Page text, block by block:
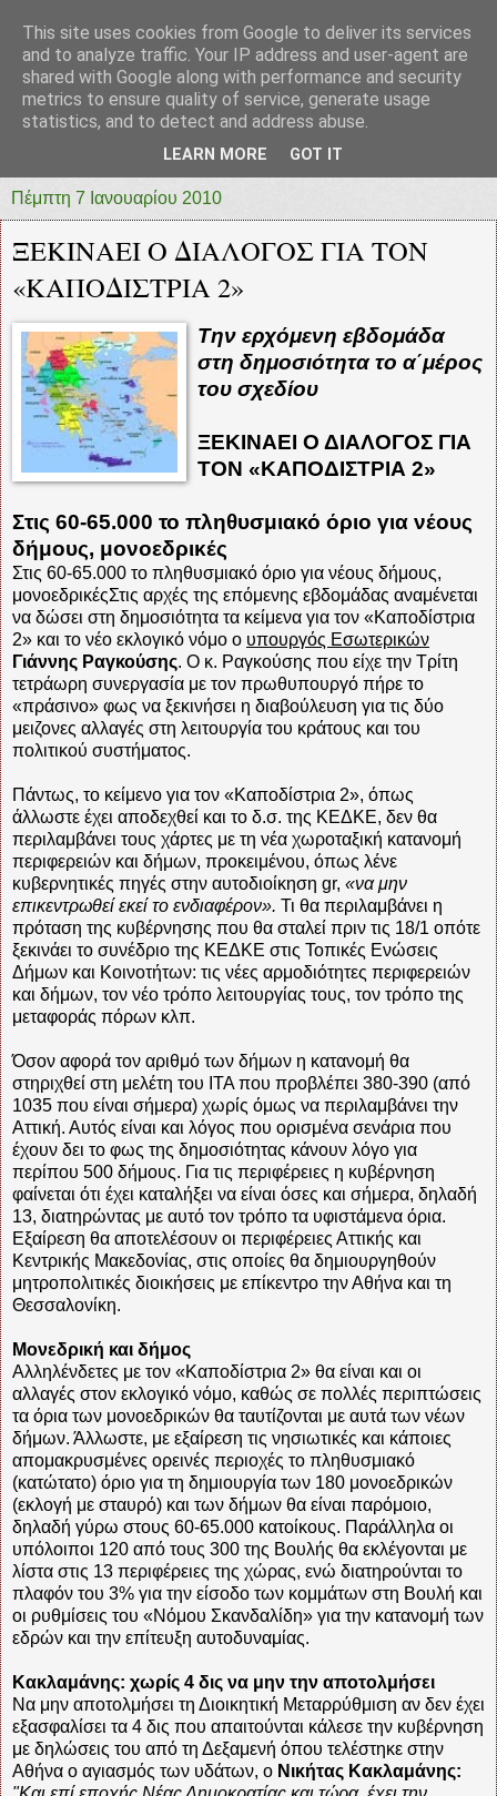
prototypia
"ΠΡΩΤΟΤΥΠΙΑ" * ΑΝΕΞΑΡΤΗΤΗ-ΗΛΕΚΤΡΟΝΙΚΗ-
Πέμπτη 7 Ιανουαρίου 2010
ΞΕΚΙΝΑΕΙ Ο ΔΙΑΛΟΓΟΣ ΓΙΑ ΤΟΝ
«ΚΑΠΟΔΙΣΤΡΙΑ 2»
Την ερχόμενη εβδομάδα
στη δημοσιότητα το α΄μέρος
του σχεδίου
ΞΕΚΙΝΑΕΙ Ο ΔΙΑΛΟΓΟΣ ΓΙΑ
ΤΟΝ «ΚΑΠΟΔΙΣΤΡΙΑ 2»
Στις 60-65.000 το πληθυσμιακό όριο για νέους
δήμους, μονοεδρικές
Στις 60-65.000 το πληθυσμιακό όριο για νέους δήμους,
μονοεδρικέςΣτις αρχές της επόμενης εβδομάδας αναμένεται
να δώσει στη δημοσιότητα τα κείμενα για τον «Καποδίστρια
2» και το νέο εκλογικό νόμο ο υπουργός Εσωτερικών
Γιάννης Ραγκούσης. Ο κ. Ραγκούσης που είχε την Τρίτη
τετράωρη συνεργασία με τον πρωθυπουργό πήρε το
«πράσινο» φως να ξεκινήσει η διαβούλευση για τις δύο
μειζονες αλλαγές στη λειτουργία του κράτους και του
πολιτικού συστήματος.
Πάντως, το κείμενο για τον «Καποδίστρια 2», όπως
άλλωστε έχει αποδεχθεί και το δ.σ. της ΚΕΔΚΕ, δεν θα
περιλαμβάνει τους χάρτες με τη νέα χωροταξική κατανομή
περιφερειών και δήμων, προκειμένου, όπως λένε
κυβερνητικές πηγές στην αυτοδιοίκηση gr, «να μην
επικεντρωθεί εκεί το ενδιαφέρον». Τι θα περιλαμβάνει η
πρόταση της κυβέρνησης που θα σταλεί πριν τις 18/1 οπότε
ξεκινάει το συνέδριο της ΚΕΔΚΕ στις Τοπικές Ενώσεις
Δήμων και Κοινοτήτων: τις νέες αρμοδιότητες περιφερειών
και δήμων, τον νέο τρόπο λειτουργίας τους, τον τρόπο της
μεταφοράς πόρων κλπ.
Όσον αφορά τον αριθμό των δήμων η κατανομή θα
στηριχθεί στη μελέτη του ΙΤΑ που προβλέπει 380-390 (από
1035 που είναι σήμερα) χωρίς όμως να περιλαμβάνει την
Αττική. Αυτός είναι και λόγος που ορισμένα σενάρια που
έχουν δει το φως της δημοσιότητας κάνουν λόγο για
περίπου 500 δήμους. Για τις περιφέρειες η κυβέρνηση
φαίνεται ότι έχει καταλήξει να είναι όσες και σήμερα, δηλαδή
13, διατηρώντας με αυτό τον τρόπο τα υφιστάμενα όρια.
Εξαίρεση θα αποτελέσουν οι περιφέρειες Αττικής και
Κεντρικής Μακεδονίας, στις οποίες θα δημιουργηθούν
μητροπολιτικές διοικήσεις με επίκεντρο την Αθήνα και τη
Θεσσαλονίκη.
Μονεδρική και δήμος
Αλληλένδετες με τον «Καποδίστρια 2» θα είναι και οι
αλλαγές στον εκλογικό νόμο, καθώς σε πολλές περιπτώσεις
τα όρια των μονοεδρικών θα ταυτίζονται με αυτά των νέων
δήμων. Άλλωστε, με εξαίρεση τις νησιωτικές και κάποιες
απομακρυσμένες ορεινές περιοχές το πληθυσμιακό
(κατώτατο) όριο για τη δημιουργία των 180 μονοεδρικών
(εκλογή με σταυρό) και των δήμων θα είναι παρόμοιο,
δηλαδή γύρω στους 60-65.000 κατοίκους. Παράλληλα οι
υπόλοιποι 120 από τους 300 της Βουλής θα εκλέγονται με
λίστα στις 13 περιφέρειες της χώρας, ενώ διατηρούνται το
πλαφόν του 3% για την είσοδο των κομμάτων στη Βουλή και
οι ρυθμίσεις του «Νόμου Σκανδαλίδη» για την κατανομή των
εδρών και την επίτευξη αυτοδυναμίας.
Κακλαμάνης: χωρίς 4 δις να μην την αποτολμήσει
Να μην αποτολμήσει τη Διοικητική Μεταρρύθμιση αν δεν έχει
εξασφαλίσει τα 4 δις που απαιτούνται κάλεσε την κυβέρνηση
με δηλώσεις του από τη Δεξαμενή όπου τελέστηκε στην
Αθήνα ο αγιασμός των υδάτων, ο Νικήτας Κακλαμάνης:
This site uses cookies from Google to deliver its services
and to analyze traffic. Your IP address and user-agent are
shared with Google along with performance and security
metrics to ensure quality of service, generate usage
statistics, and to detect and address abuse.
LEARN MORE GOT IT